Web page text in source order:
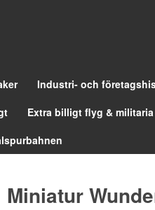
Industri- och
Extra billigt flyg & militaria
Miniatur